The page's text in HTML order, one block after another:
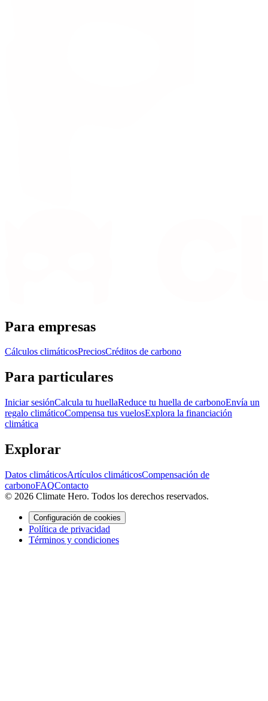
Para empresas
Cálculos climáticosPreciosCréditos de carbono
Para particulares
Iniciar sesiónCalcula tu huellaReduce tu huella de carbonoEnvía un
regalo climáticoCompensa tus vuelosExplora la financiación
climática
Explorar
Datos climáticosArtículos climáticosCompensación de
carbonoFAQContacto
© 2026 Climate Hero. Todos los derechos reservados.
Configuración de cookies
Política de privacidad
Términos y condiciones